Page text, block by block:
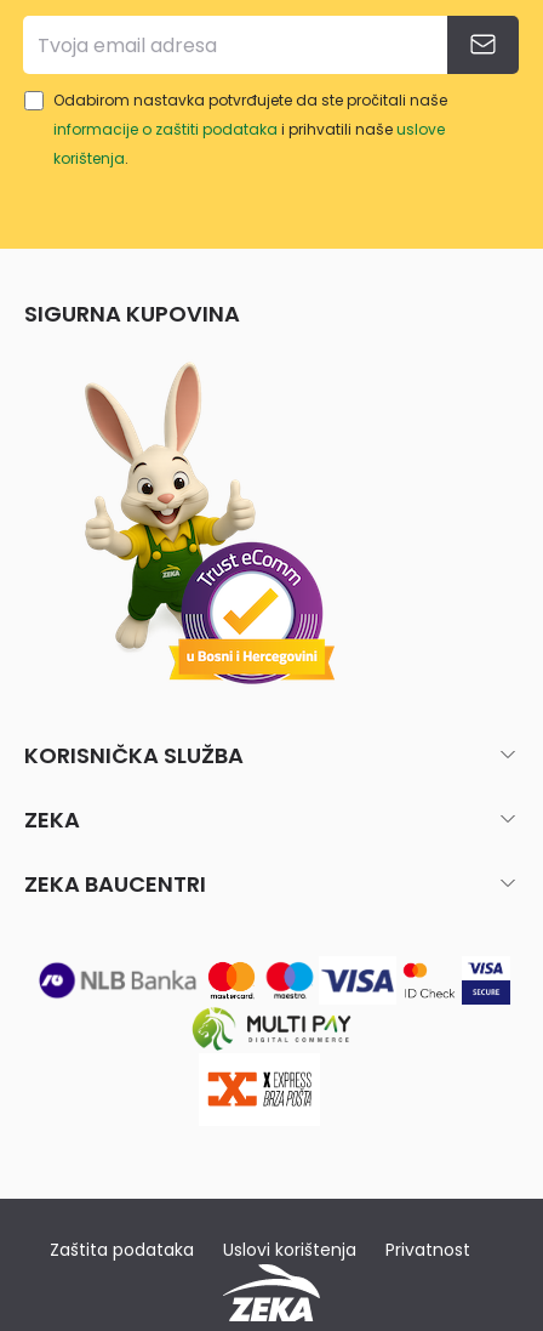
KELA
Odabirom nastavka potvrđujete da ste pročitali naše
informacije o zaštiti podataka i prihvatili našeuslove
korištenja.
SIGURNA KUPOVINA
KORISNIČKA SLUŽBA
ZEKA
ZEKA BAUCENTRI
Zaštita podataka Uslovi korištenja Privatnost